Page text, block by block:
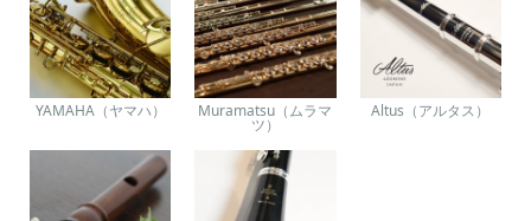
YAMAHA（ヤマハ） Muramatsu（ムラマ
ツ）
Altus（アルタス）